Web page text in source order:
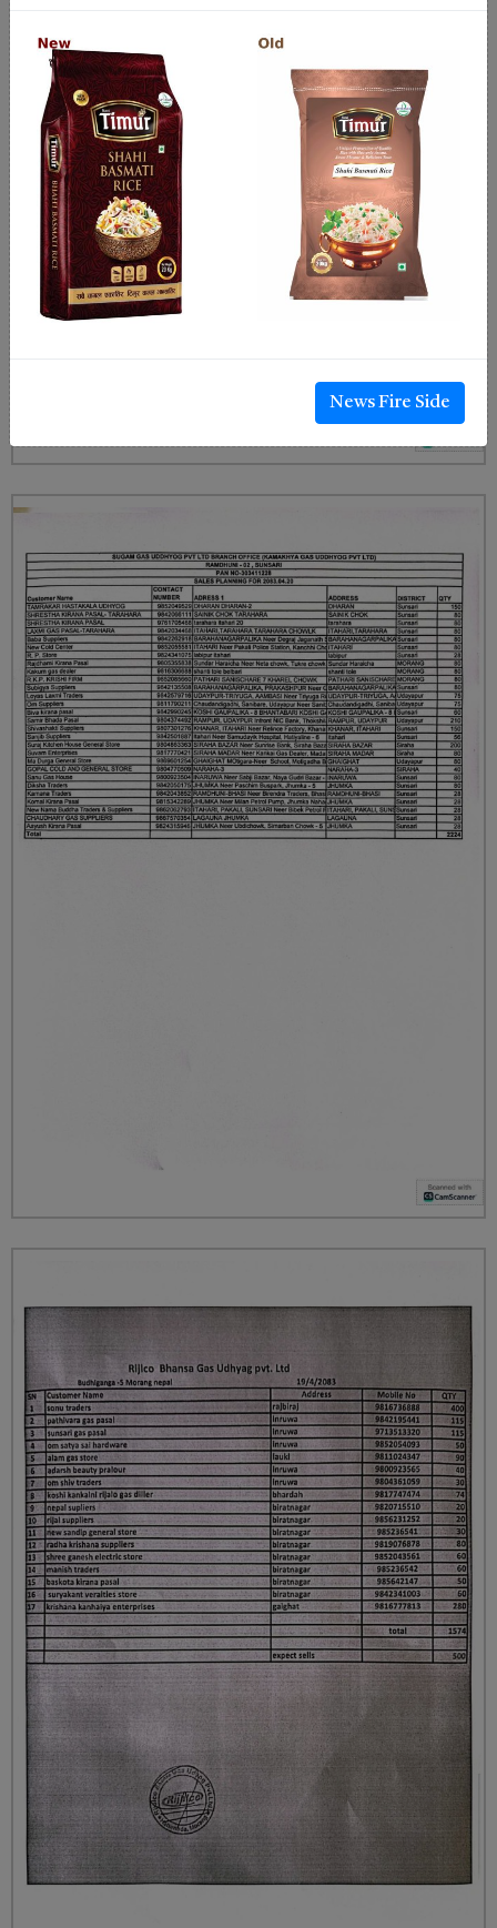
News Fire Side